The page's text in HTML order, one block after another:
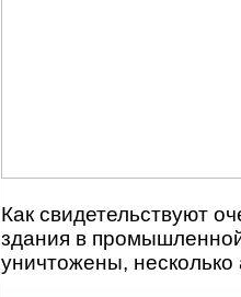
Как свидетельствуют
здания в
уничтожены,